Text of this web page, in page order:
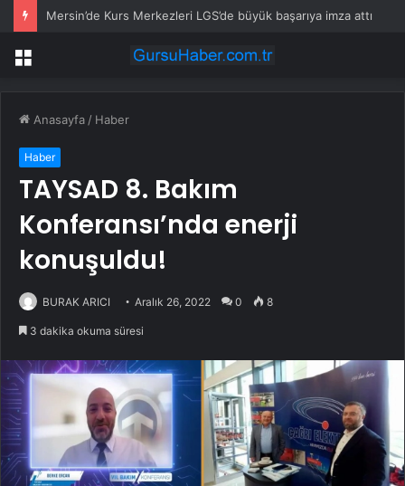
Şeflerden ‘sahte alerji’ isyanı: Ek ücretler ve bildirim gündemde
Menü
Anasayfa / Haber
Haber
TAYSAD 8. Bakım
Konferansı’nda enerji
konuşuldu!
BURAK ARICI Aralık 26, 2022 0 8
3 dakika okuma süresi